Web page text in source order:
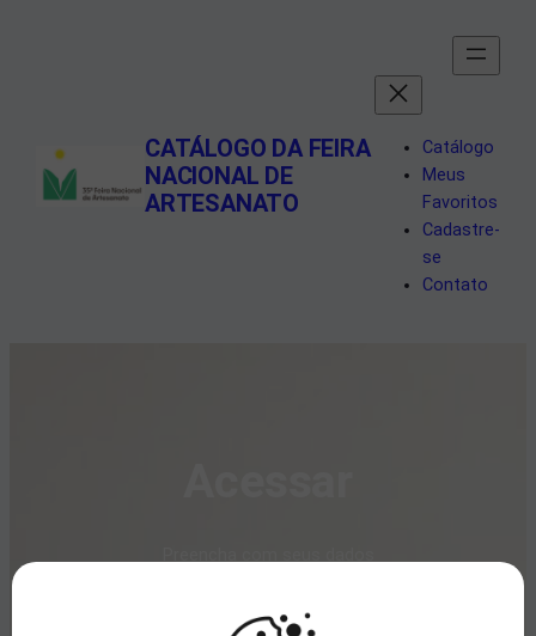
CATÁLOGO DA FEIRA
NACIONAL DE
ARTESANATO
Catálogo
Meus
Favoritos
Cadastre-
se
Contato